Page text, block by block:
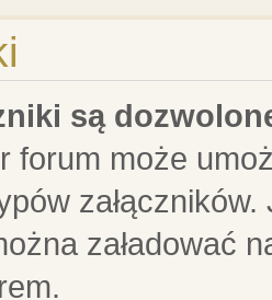
są
forum może
załadować